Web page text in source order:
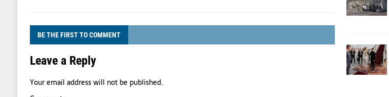
BE THE FIRST TO COMMENT
Leave a Reply
Your email address will not be published.